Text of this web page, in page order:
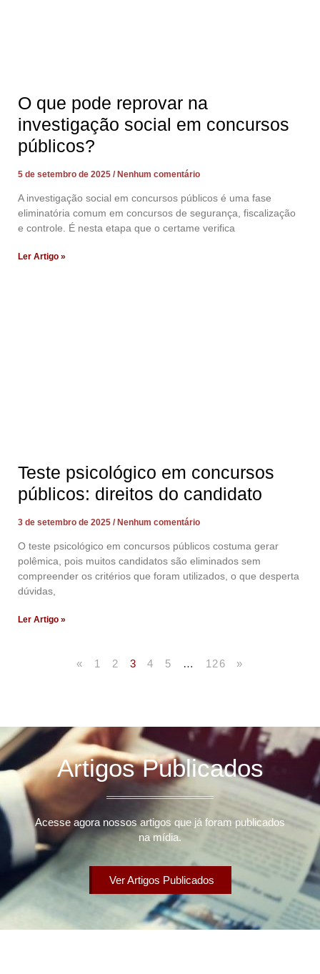
O que pode reprovar na
investigação social em concursos
públicos?
5 de setembro de 2025 Nenhum comentário
A investigação social em concursos públicos é uma fase
eliminatória comum em concursos de segurança, fiscalização
e controle. É nesta etapa que o certame verifica
Ler Artigo »
Teste psicológico em concursos
públicos: direitos do candidato
3 de setembro de 2025 Nenhum comentário
O teste psicológico em concursos públicos costuma gerar
polêmica, pois muitos candidatos são eliminados sem
compreender os critérios que foram utilizados, o que desperta
dúvidas,
Ler Artigo »
« 1 2 3 4 5 … 126 »
Artigos Publicados
Acesse agora nossos artigos que já foram publicados
na mídia.
Ver Artigos Publicados